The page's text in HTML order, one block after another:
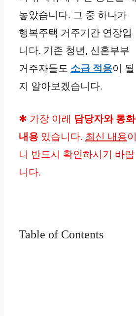
놓았습니다. 그 중 하나가
행복주택 거주기간 연장입
니다. 기존 청년, 신혼부부
거주자들도 소급 적용이 될
지 알아보겠습니다.
✱ 가장 아래 담당자와 통화
내용 있습니다. 최신 내용이
니 반드시 확인하시기 바랍
니다.
Table of Contents